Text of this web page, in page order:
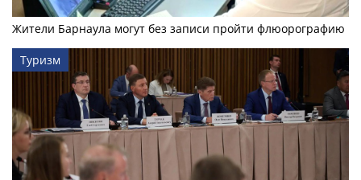
Жители Барнаула могут без записи пройти флюорографию
Туризм